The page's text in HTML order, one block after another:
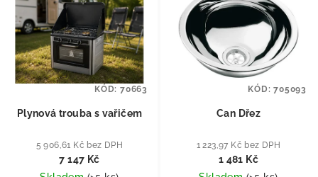
Plynová trouba s vařičem
5 906,61 Kč bez DPH
7 147 Kč
KÓD: 70663
Can Dřez
1 223,97 Kč bez DPH
1 481 Kč
KÓD:705093